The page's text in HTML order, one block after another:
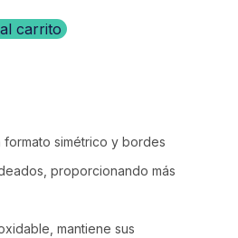
carrito
simétrico y bordes
proporcionando más
mantiene sus